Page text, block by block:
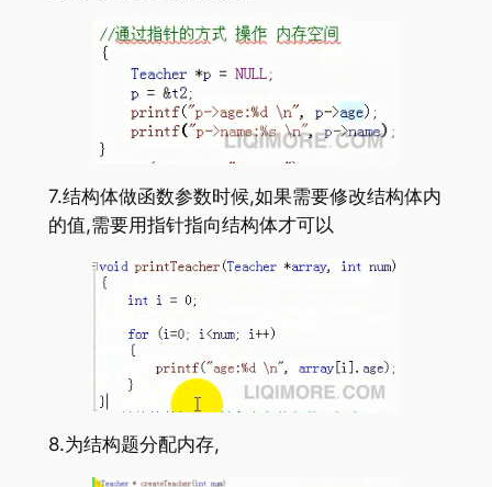
7.结构体做函数参数时候,如果需要修改结构体内
的值,需要用指针指向结构体才可以
8.为结构题分配内存,